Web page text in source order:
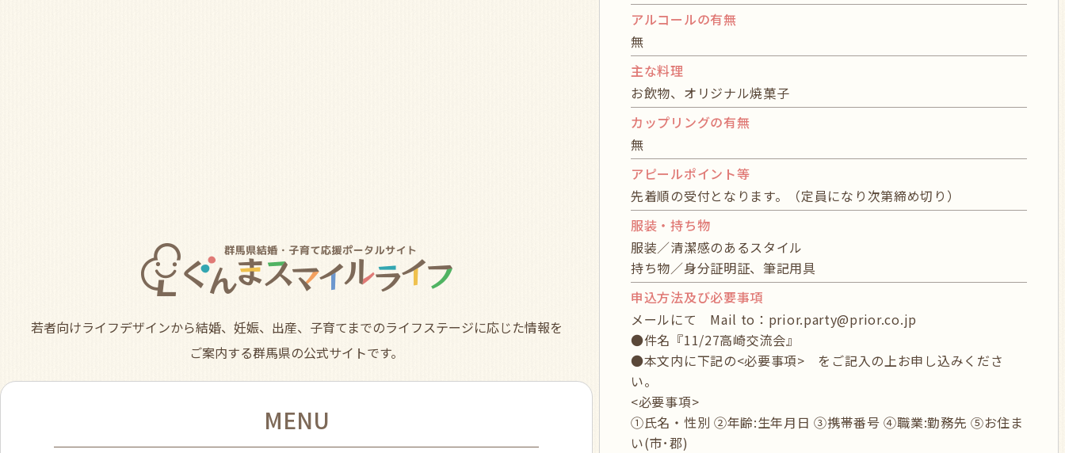
若者向けライフデザインから結婚、妊娠、出産、子育てまでのライフステージに応じた情報を
ご案内する群馬県の公式サイトです。
MENU
アルコールの有無
無
主な料理
お飲物、オリジナル焼菓子
カップリングの有無
無
アピールポイント等
先着順の受付となります。（定員になり次第締め切り）
服装・持ち物
服装／清潔感のあるスタイル
持ち物／身分証明証、筆記用具
申込方法及び必要事項
メールにて Mail to：prior.party@prior.co.jp
●件名『11/27高崎交流会』
●本文内に下記の<必要事項> をご記入の上お申し込みくださ
い。
<必要事項>
①氏名・性別 ②年齢:生年月日 ③携帯番号 ④職業:勤務先 ⑤お住ま
い(市･郡)